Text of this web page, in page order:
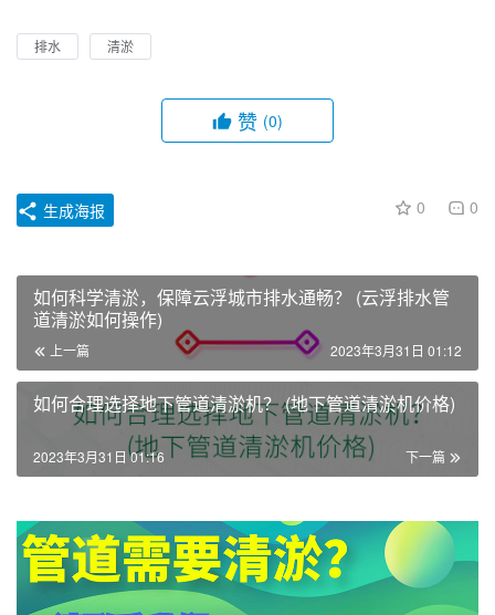
排水 清淤
赞 (0)
0 0
生成海报
如何科学清淤，保障云浮城市排水通畅？ (云浮排水管
道清淤如何操作)
上一篇 2023年3月31日 01:12
如何合理选择地下管道清淤机？ (地下管道清淤机价格)
下一篇
2023年3月31日 01:16